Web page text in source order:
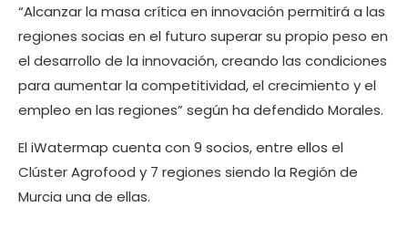
“Alcanzar la masa crítica en innovación permitirá a las
regiones socias en el futuro superar su propio peso en
el desarrollo de la innovación, creando las condiciones
para aumentar la competitividad, el crecimiento y el
empleo en las regiones” según ha defendido Morales.
El iWatermap cuenta con 9 socios, entre ellos el
Clúster Agrofood y 7 regiones siendo la Región de
Murcia una de ellas.